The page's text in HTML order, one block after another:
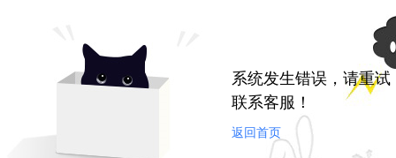
系统发生错误，请重
联系客服！
返回首页